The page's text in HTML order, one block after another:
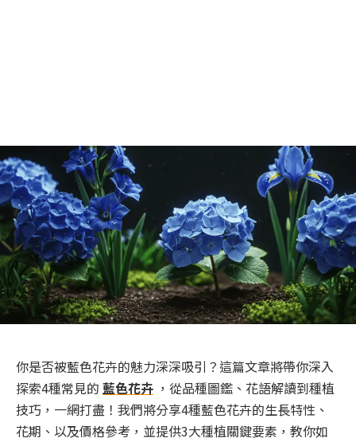
你是否被藍色花卉的魅力深深吸引？這篇文章將帶你深入
探索4種常見的 藍色花卉 ，從品種圖鑑、花語解讀到種植
技巧，一網打盡！我們將分享4種藍色花卉的生長特性、
花期、以及價格參考，並提供3大種植關鍵要素，教你如